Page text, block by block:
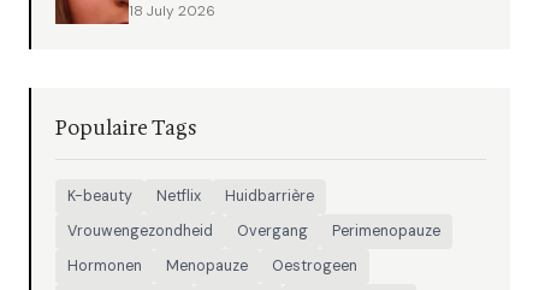
18 July 2026
Populaire Tags
K-beauty Netflix
Huidbarrière
Vrouwengezondheid
Overgang
Perimenopauze
Hormonen
Menopauze
Oestrogeen